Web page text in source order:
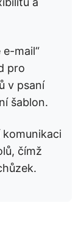
mail“
pro
v psaní
šablon.
komunikaci
čímž